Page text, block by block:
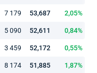
7 179 53,687 2,05%
5 090 52,611 0,84%
3 459 52,172 0,55%
8 174 51,885 1,87%